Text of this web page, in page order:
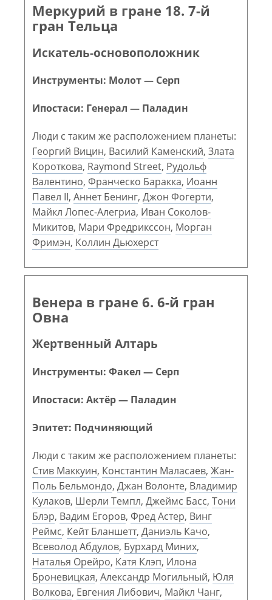
Меркурий в гране 18. 7-й
гран Тельца
Искатель-основоположник
Инструменты: Молот — Серп
Ипостаси: Генерал — Паладин
Люди с таким же расположением планеты:
Георгий Вицин, Василий Каменский, Злата
Короткова, Raymond Street, Рудольф
Валентино, Франческо Баракка, Иоанн
Павел II, Аннет Бенинг, Джон Фогерти,
Майкл Лопес-Алегриа, Иван Соколов-
Микитов, Мари Фредрикссон, Морган
Фримэн, Коллин Дьюхерст
Венера в гране 6. 6-й гран
Овна
Жертвенный Алтарь
Инструменты: Факел — Серп
Ипостаси: Актёр — Паладин
Эпитет: Подчиняющий
Люди с таким же расположением планеты:
Стив Маккуин, Константин Маласаев, Жан-
Поль Бельмондо, Джан Волонте, Владимир
Кулаков, Шерли Темпл, Джеймс Басс, Тони
Блэр, Вадим Егоров, Фред Астер, Винг
Реймс, Кейт Бланшетт, Даниэль Качо,
Всеволод Абдулов, Бурхард Миних,
Наталья Орейро, Катя Клэп, Илона
Броневицкая, Александр Могильный, Юля
Волкова, Евгения Либович, Майкл Чанг,